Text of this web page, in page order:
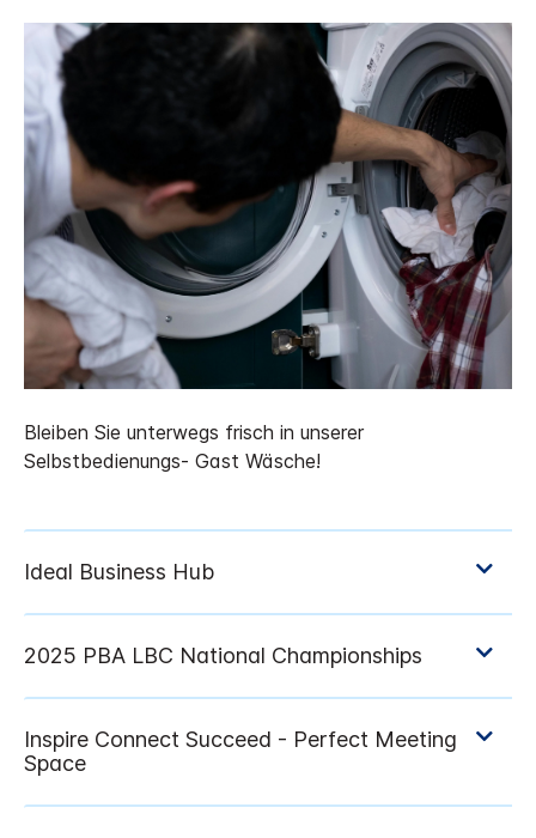
Bleiben Sie unterwegs frisch in unserer
Selbstbedienungs- Gast Wäsche!